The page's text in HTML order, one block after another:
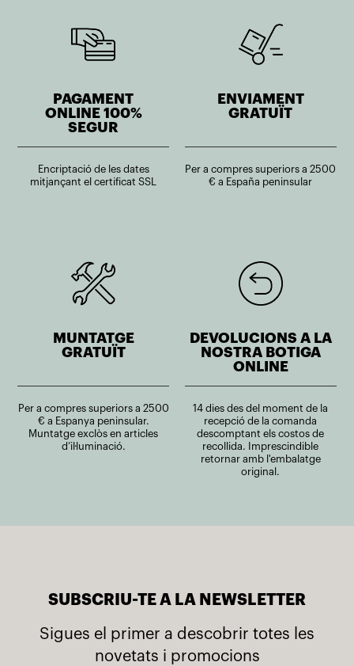
PAGAMENT
ONLINE 100%
SEGUR
Encriptació de les dates
mitjançant el certificat SSL
ENVIAMENT
GRATUÏT
Per a compres superiors a 2500
€ a España peninsular
MUNTATGE
GRATUÏT
Per a compres superiors a 2500
€ a Espanya peninsular.
Muntatge exclòs en articles
d’il·luminació.
DEVOLUCIONS A LA
NOSTRA BOTIGA
ONLINE
14 dies des del moment de la
recepció de la comanda
descomptant els costos de
recollida. Imprescindible
retornar amb l'embalatge
original.
SUBSCRIU-TE A LA NEWSLETTER
Sigues el primer a descobrir totes les
novetats i promocions